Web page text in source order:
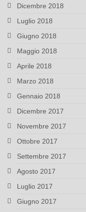
Dicembre 2018
Luglio 2018
Giugno 2018
Maggio 2018
Aprile 2018
Marzo 2018
Gennaio 2018
Dicembre 2017
Novembre 2017
Ottobre 2017
Settembre 2017
Agosto 2017
Luglio 2017
Giugno 2017